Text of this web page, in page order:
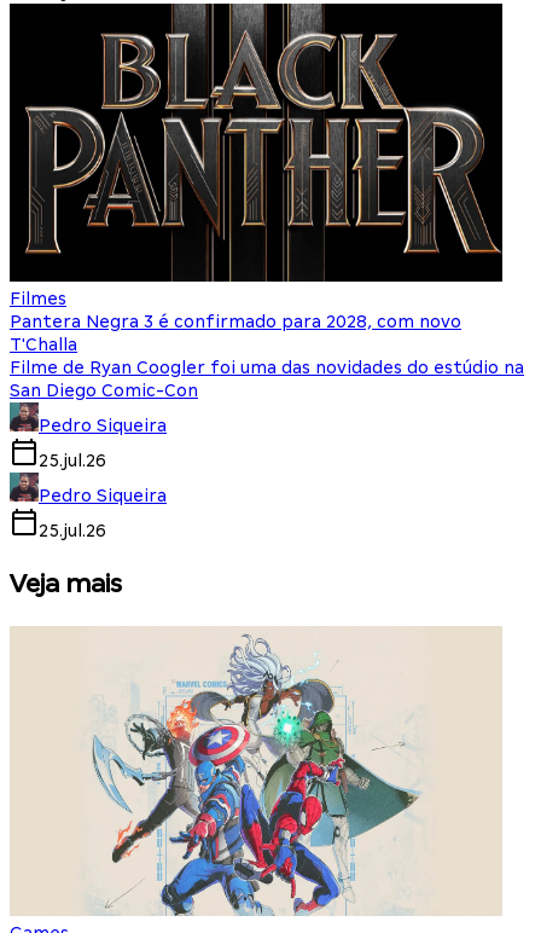
Filmes
Pantera Negra 3 é confirmado para 2028, com novo
T'Challa
Filme de Ryan Coogler foi uma das novidades do estúdio na
San Diego Comic-Con
Pedro Siqueira
25.jul.26
Pedro Siqueira
25.jul.26
Veja mais